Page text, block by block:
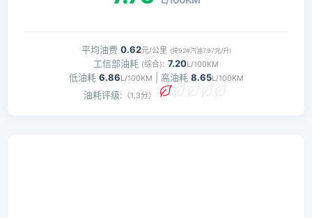
平均油费 0.62元/公里 (按92#汽油7.97元/升)
工信部油耗 (综合): 7.20L/100KM
低油耗 6.86L/100KM | 高油耗 8.65L/100KM
油耗评级: （1.3分）